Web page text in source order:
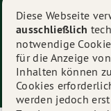
© 2026GRÜNE
Diese Webseite
ausschließlich
notwendige
für die Anzeige
Inhalten können
Cookies
werden jedoch erst